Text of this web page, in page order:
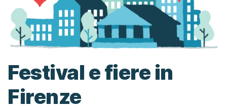
Festival e fiere in
Firenze